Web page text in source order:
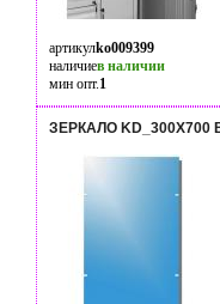
артикулko009399
наличиев наличии
мин опт.1
ЗЕРКАЛО KD_300Х700